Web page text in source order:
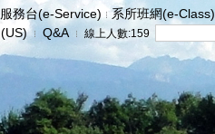
服務台(e-Service) 系所班網(e-Class)
Q&A 線上人數:159